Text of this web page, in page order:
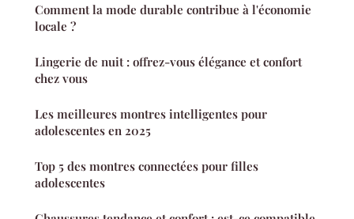
Comment la mode durable contribue à l'économie
locale ?
Lingerie de nuit : offrez-vous élégance et confort
chez vous
Les meilleures montres intelligentes pour
adolescentes en 2025
Top 5 des montres connectées pour filles
adolescentes